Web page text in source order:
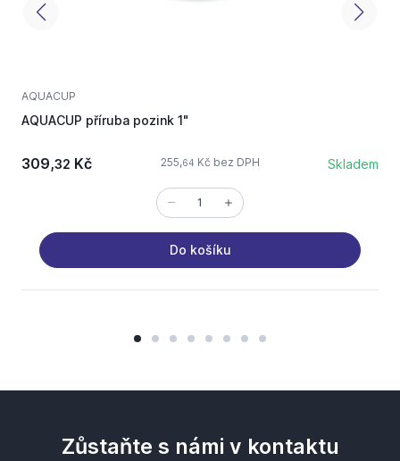
AQUACUP
AQUACUP příruba pozink 1"
309,32 Kč 255,64 Kč bez DPH Skladem
Do košíku
Zůstaňte s námi v kontaktu